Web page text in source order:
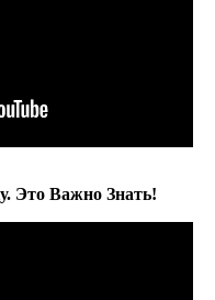
Это Важно Знать!